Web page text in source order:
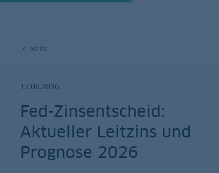
Märkte
17.06.2026
Fed-Zinsentscheid:
Aktueller Leitzins und
Prognose 2026